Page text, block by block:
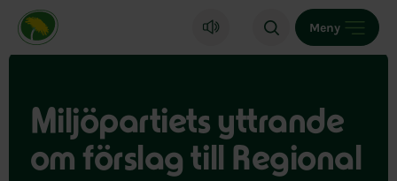
Miljöpartiet de gröna, startsida
Meny
Miljöpartiets yttrande
om förslag till Regional